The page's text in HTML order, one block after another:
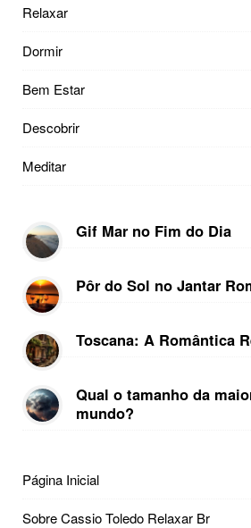
Relaxar
Dormir
Bem Estar
Descobrir
Meditar
Gif Mar no Fim do Dia
Pôr do Sol no Jantar
Toscana: A Romântica
Qual o tamanho da
mundo?
Página Inicial
Sobre Cassio Toledo Relaxar Br